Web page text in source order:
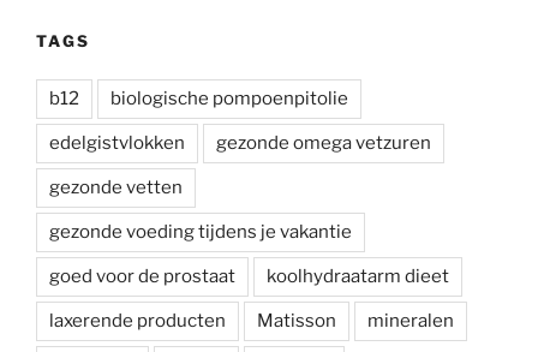
TAGS
b12 biologische pompoenpitolie
edelgistvlokken gezonde omega vetzuren
gezonde vetten
gezonde voeding tijdens je vakantie
goed voor de prostaat koolhydraatarm dieet
laxerende producten Matisson mineralen